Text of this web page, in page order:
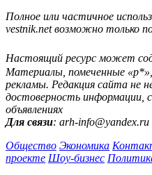
Полное или частичное
vestnik.net возможно только
Настоящий ресурс может
Материалы, помеченные
рекламы. Редакция сайта не
достоверность информации,
объявлениях
Для связи: arh-info@yandex.ru
Общество Экономика
проекте Шоу-бизнес